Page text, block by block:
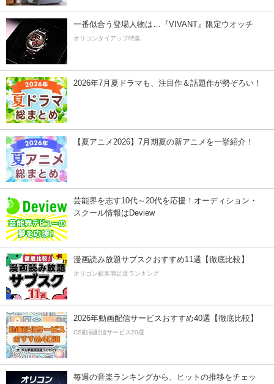
一番似合う登場人物は…『VIVANT』限定ウオッチ
オリコンタイアップ特集
2026年7月夏ドラマも、注目作＆話題作が勢ぞろい！
【夏アニメ2026】7月期夏の新アニメを一挙紹介！
芸能界を志す10代～20代を応援！オーディション・
スクール情報はDeview
漫画読み放題サブスクおすすめ11選【徹底比較】
オリコン顧客満足度ランキング
2026年動画配信サービスおすすめ40選【徹底比較】
CS動画配信サービス20選
毎週の音楽ランキングから、ヒットの推移をチェッ